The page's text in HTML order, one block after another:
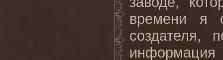
времени я
создателя,